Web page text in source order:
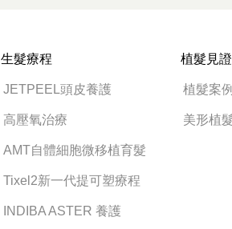
生髮療程
JETPEEL頭皮養護
高壓氧治療
AMT自體細胞微移植育髮
Tixel2新一代提可塑療程
INDIBA ASTER 養護
植髮見證
植髮案例
美形植